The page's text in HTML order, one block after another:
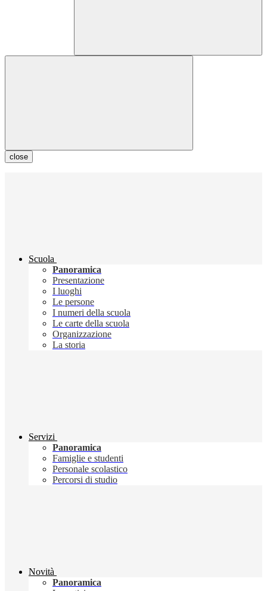
close
Scuola
Panoramica
Presentazione
I luoghi
Le persone
I numeri della scuola
Le carte della scuola
Organizzazione
La storia
Servizi
Panoramica
Famiglie e studenti
Personale scolastico
Percorsi di studio
Novità
Panoramica